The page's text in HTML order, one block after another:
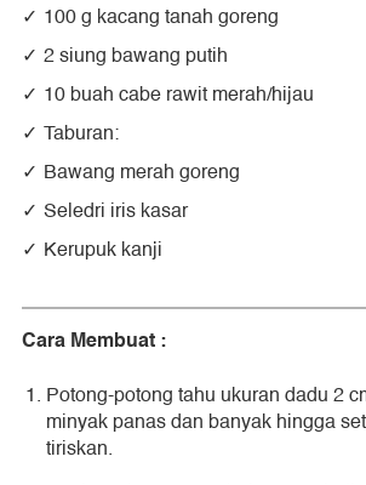
100 g kacang tanah goreng
2 siung bawang putih
10 buah cabe rawit merah/hijau
Taburan:
Bawang merah goreng
Seledri iris kasar
Kerupuk kanji
Cara Membuat :
Potong-potong tahu ukuran dadu 2
minyak panas dan banyak hingga
tiriskan.